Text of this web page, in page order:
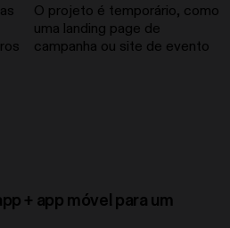
O projeto é temporário, como
uma landing page de
campanha ou site de evento
+ app móvel para um